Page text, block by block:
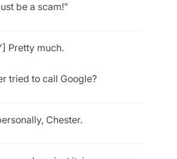
be a scam!”
Pretty much.
tried to call Google?
Chester.